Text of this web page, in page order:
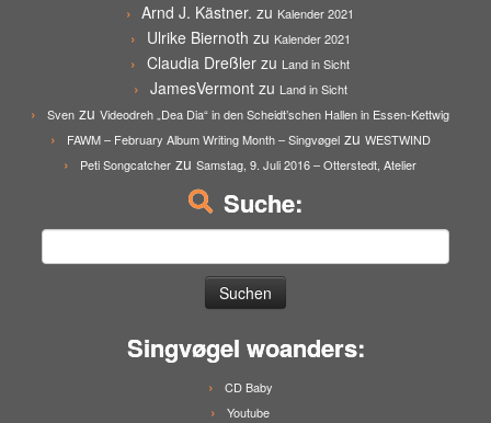
Arnd J. Kästner. zu Kalender 2021
Ulrike Biernoth zu Kalender 2021
Claudia Dreßler zu Land in Sicht
JamesVermontzu Land in Sicht
Sven zu Videodreh „Dea Dia“ in den Scheidt’schen Hallen in Essen-Kettwig
FAWM – February Album Writing Month – Singvøgelzu WESTWIND
Peti Songcatcher zu Samstag, 9. Juli 2016 – Otterstedt, Atelier
Suche:
Singvøgel woanders:
CD Baby
Youtube